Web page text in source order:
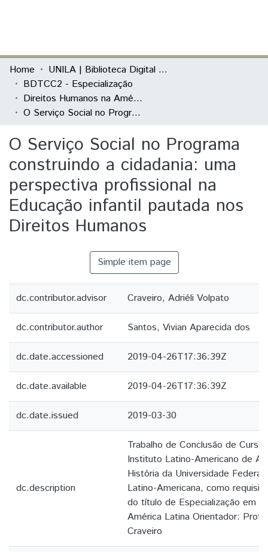
Communities & Collections
All of DSpace
Statistics
Home
UNILA | Biblioteca Digital de Trabalhos de Conclusão de Curso
BDTCC2 - Especialização
Direitos Humanos na América Latina
O Serviço Social no Programa construindo a cidadania: uma perspectiva profissional na Educação infantil pautada nos Direitos Humanos
O Serviço Social no Programa
construindo a cidadania: uma
perspectiva profissional na
Educação infantil pautada nos
Direitos Humanos
Simple item page
dc.contributor.advisor Craveiro, Adriéli Volpato
dc.contributor.author Santos, Vivian Aparecida dos
dc.date.accessioned 2019-04-26T17:36:39Z
dc.date.available 2019-04-26T17:36:39Z
dc.date.issued 2019-03-30
dc.description
Trabalho de Conclusão de
Instituto Latino-Americano de
História da Universidade Federal
Latino-Americana, como
do título de Especialização em
América Latina Orientador: Prof.
Craveiro